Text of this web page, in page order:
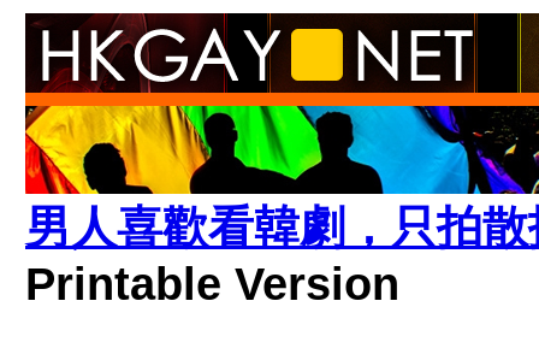
男人喜歡看韓劇，只拍
Printable Version